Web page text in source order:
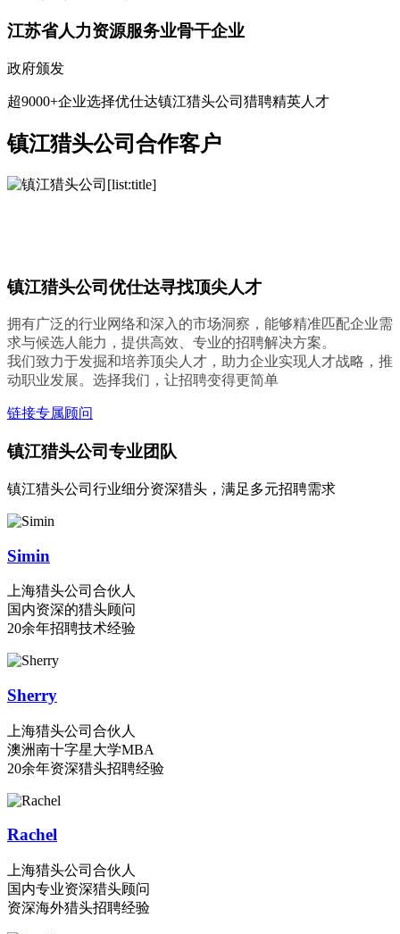
江苏省人力资源服务业骨干企业
政府颁发
超9000+企业选择优仕达镇江猎头公司猎聘精英人才
镇江猎头公司合作客户
镇江猎头公司优仕达寻找顶尖人才
拥有广泛的行业网络和深入的市场洞察，能够精准匹配企业需
求与候选人能力，提供高效、专业的招聘解决方案。
我们致力于发掘和培养顶尖人才，助力企业实现人才战略，推
动职业发展。选择我们，让招聘变得更简单
链接专属顾问
镇江猎头公司专业团队
镇江猎头公司行业细分资深猎头，满足多元招聘需求
Simin
上海猎头公司合伙人
国内资深的猎头顾问
20余年招聘技术经验
Sherry
上海猎头公司合伙人
澳洲南十字星大学MBA
20余年资深猎头招聘经验
Rachel
上海猎头公司合伙人
国内专业资深猎头顾问
资深海外猎头招聘经验